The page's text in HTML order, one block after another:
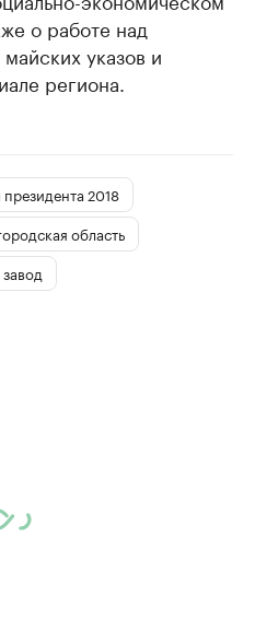
о работе над
указов и
региона.
2018
область